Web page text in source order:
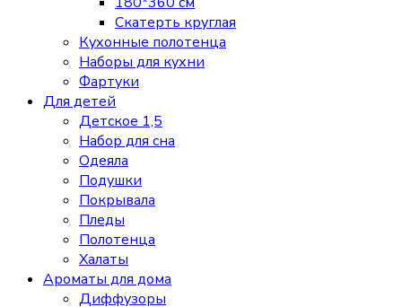
Скатерть круглая
Кухонные полотенца
Наборы для кухни
Фартуки
Для детей
Детское 1,5
Набор для сна
Одеяла
Подушки
Покрывала
Пледы
Полотенца
Халаты
Ароматы для дома
Диффузоры